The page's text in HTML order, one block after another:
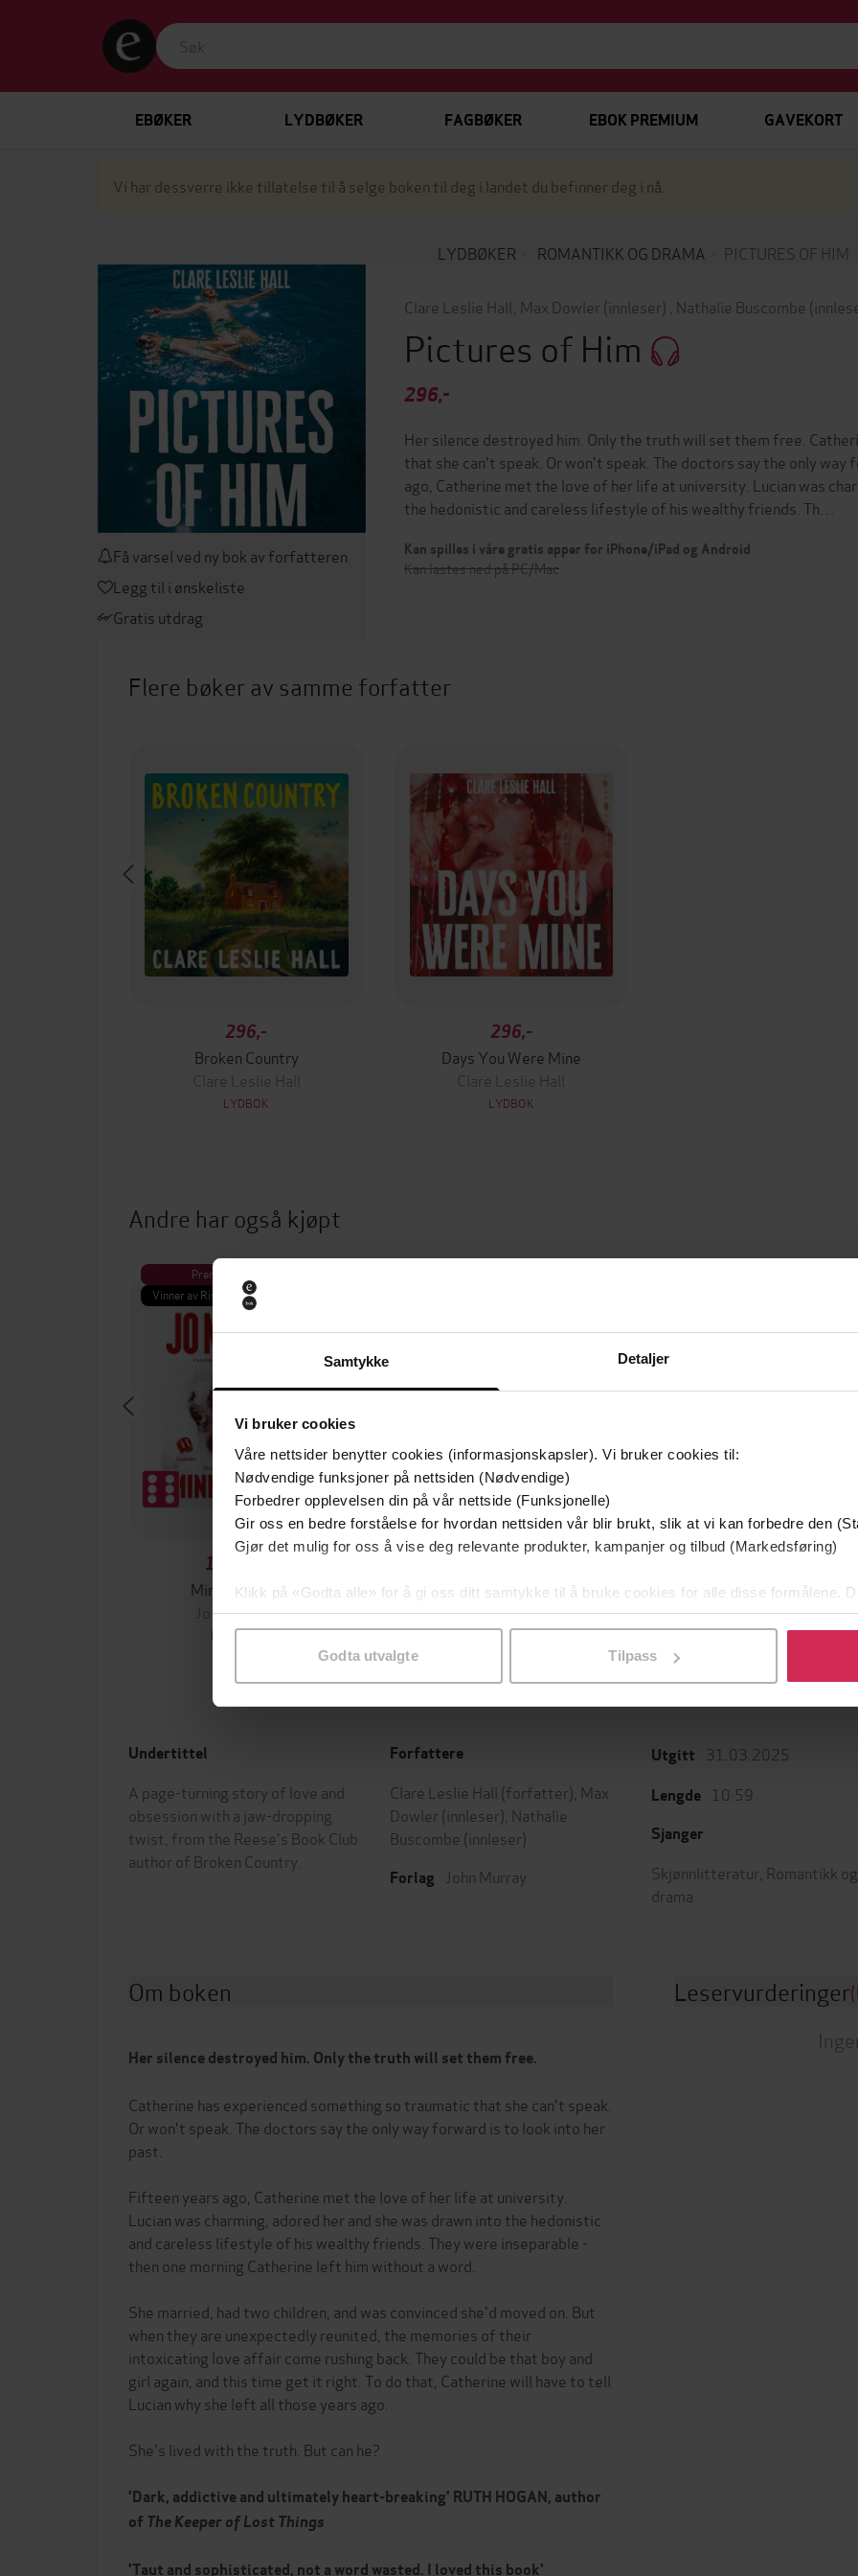
Samtykke Detaljer
Vi bruker cookies
Våre nettsider benytter cookies (informasjonskapsler). Vi bruker cookies til:
Nødvendige funksjoner på nettsiden (Nødvendige)
Forbedrer opplevelsen din på vår nettside (Funksjonelle)
Gir oss en bedre forståelse for hvordan nettsiden vår blir brukt, slik at vi kan forbedre den
Gjør det mulig for oss å vise deg relevante produkter, kampanjer og tilbud (Markedsføring)
Klikk på «Godta alle» for å gi oss ditt samtykke til å bruke cookies for alle disse formålene.
samtykke til spesifikke formål ved å klikke på «Tilpass». Du kan når som helst trekke
Godta utvalgte Tilpass
EBØKER LYDBØKER FAGBØKER EBOK PREMIUM GAVEKORT
Vi har dessverre ikke tillatelse til å selge boken til deg i landet du befinner deg i nå.
LYDBØKER ROMANTIKK OG DRAMA PICTURES OF HIM
Få varsel ved ny bok av forfatteren
Legg til i ønskeliste
Gratis utdrag
Clare Leslie Hall Max Dowler (innleser) Nathalie Buscombe
Pictures of Him
296,-
Her silence destroyed him. Only the truth will set them free.
that she can't speak. Or won't speak. The doctors say the only
ago, Catherine met the love of her life at university. Lucian was
the hedonistic and careless lifestyle of his wealthy friends. Th…
Kan spilles i våre gratis apper for iPhone/iPad og Android
Kan lastes ned på PC/Mac
Flere bøker av samme forfatter
296,-
Broken Country
Clare Leslie Hall
LYDBOK
296,-
Days You Were Mine
Clare Leslie Hall
LYDBOK
Andre har også kjøpt
Premium
Vinner av Rivertonprisen
199,-
Minnesota
Jo Nesbø
EBOK
Utskudd
Jørn Lier Horst
EBOK
En lykkelig familie
Stian Hjelvin Andersen
EBOK
Undertittel
A page-turning story of love and
obsession with a jaw-dropping
twist, from the Reese's Book Club
author of Broken Country.
Forfattere
Clare Leslie Hall (forfatter), Max
Dowler (innleser), Nathalie
Buscombe (innleser)
Forlag John Murray
Utgitt 31.03.2025
Lengde 10:59
Sjanger
Skjønnlitteratur Romantikk og
drama
Om boken
Her silence destroyed him. Only the truth will set them free.
Catherine has experienced something so traumatic that she can't speak.
Or won't speak. The doctors say the only way forward is to look into her
past.
Fifteen years ago, Catherine met the love of her life at university.
Lucian was charming, adored her and she was drawn into the hedonistic
and careless lifestyle of his wealthy friends. They were inseparable -
then one morning Catherine left him without a word.
She married, had two children, and was convinced she'd moved on. But
when they are unexpectedly reunited, the memories of their
intoxicating love affair come rushing back. They could be that boy and
girl again, and this time get it right. To do that, Catherine will have to tell
Lucian why she left all those years ago.
She's lived with the truth. But can he?
'Dark, addictive and ultimately heart-breaking' RUTH HOGAN, author
of The Keeper of Lost Things
'Taut and sophisticated, not a word wasted. I loved this book'
Leservurderinger